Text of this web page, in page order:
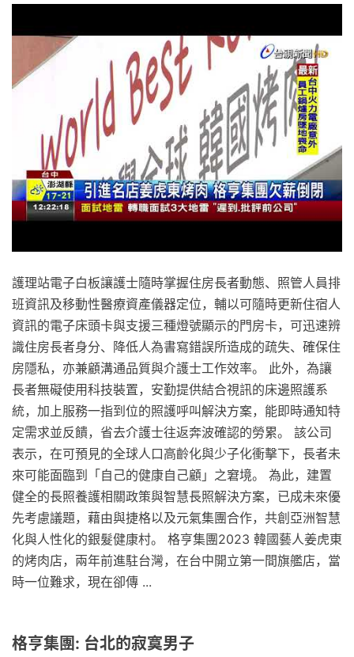
護理站電子白板讓護士隨時掌握住房長者動態、照管人員排
班資訊及移動性醫療資產儀器定位，輔以可隨時更新住宿人
資訊的電子床頭卡與支援三種燈號顯示的門房卡，可迅速辨
識住房長者身分、降低人為書寫錯誤所造成的疏失、確保住
房隱私，亦兼顧溝通品質與介護士工作效率。 此外，為讓
長者無礙使用科技裝置，安勤提供結合視訊的床邊照護系
統，加上服務一指到位的照護呼叫解決方案，能即時通知特
定需求並反饋，省去介護士往返奔波確認的勞累。 該公司
表示，在可預見的全球人口高齡化與少子化衝擊下，長者未
來可能面臨到「自己的健康自己顧」之窘境。 為此，建置
健全的長照養護相關政策與智慧長照解決方案，已成未來優
先考慮議題，藉由與捷格以及元氣集團合作，共創亞洲智慧
化與人性化的銀髮健康村。 格亨集團2023 韓國藝人姜虎東
的烤肉店，兩年前進駐台灣，在台中開立第一間旗艦店，當
時一位難求，現在卻傳 ...
格亨集團: 台北的寂寞男子